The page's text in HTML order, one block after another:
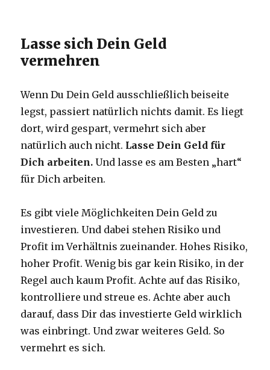
Lasse sich Dein Geld
vermehren
Wenn Du Dein Geld ausschließlich beiseite
legst, passiert natürlich nichts damit. Es liegt
dort, wird gespart, vermehrt sich aber
natürlich auch nicht. Lasse Dein Geld für
Dich arbeiten. Und lasse es am Besten „hart“
für Dich arbeiten.
Es gibt viele Möglichkeiten Dein Geld zu
investieren. Und dabei stehen Risiko und
Profit im Verhältnis zueinander. Hohes Risiko,
hoher Profit. Wenig bis gar kein Risiko, in der
Regel auch kaum Profit. Achte auf das Risiko,
kontrolliere und streue es. Achte aber auch
darauf, dass Dir das investierte Geld wirklich
was einbringt. Und zwar weiteres Geld. So
vermehrt es sich.